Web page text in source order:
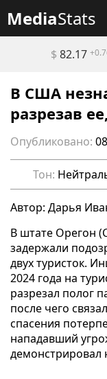
MediaStats
$ 82.17
В США
разрезав
Опубликовано:
Тон:
Автор: Дарья
В штате Орегон
задержали
двух туристок.
2024 года на
разрезал полог
после чего
спасения
нападавший
демонстрировал